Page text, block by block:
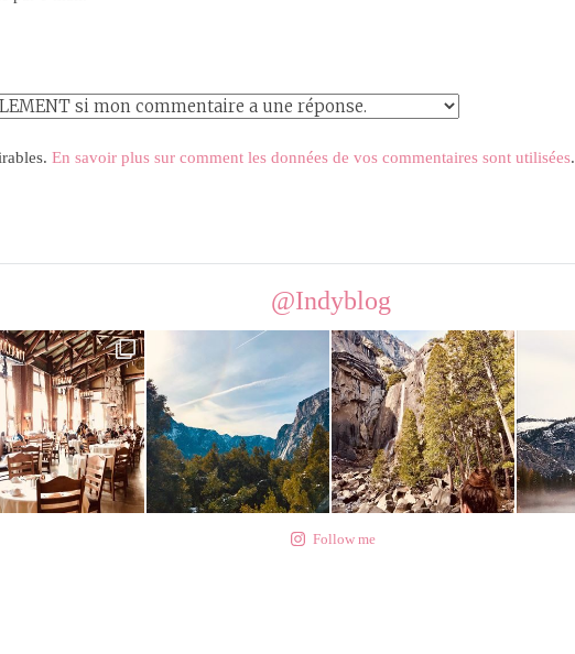
En savoir plus sur comment les données de vos commentaires sont utilisées.
@Indyblog
Follow me